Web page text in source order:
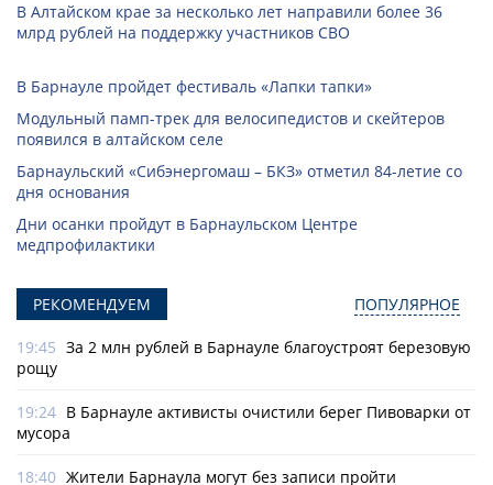
В Алтайском крае за несколько лет направили более 36
млрд рублей на поддержку участников СВО
В Барнауле пройдет фестиваль «Лапки тапки»
Модульный памп-трек для велосипедистов и скейтеров
появился в алтайском селе
Барнаульский «Сибэнергомаш – БКЗ» отметил 84-летие со
дня основания
Дни осанки пройдут в Барнаульском Центре
медпрофилактики
РЕКОМЕНДУЕМ ПОПУЛЯРНОЕ
19:45 За 2 млн рублей в Барнауле благоустроят березовую
рощу
19:24 В Барнауле активисты очистили берег Пивоварки от
мусора
18:40 Жители Барнаула могут без записи пройти